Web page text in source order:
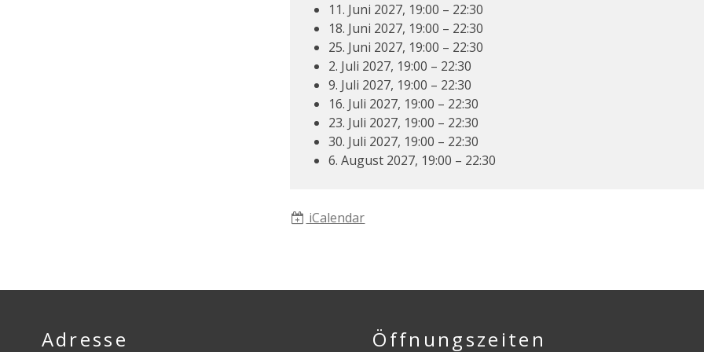
11. Juni 2027, 19:00 – 22:30
18. Juni 2027, 19:00 – 22:30
25. Juni 2027, 19:00 – 22:30
2. Juli 2027, 19:00 – 22:30
9. Juli 2027, 19:00 – 22:30
16. Juli 2027, 19:00 – 22:30
23. Juli 2027, 19:00 – 22:30
30. Juli 2027, 19:00 – 22:30
6. August 2027, 19:00 – 22:30
iCalendar
Adresse Öffnungszeiten